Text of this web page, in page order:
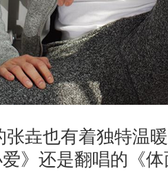
张垚也有着独特温
》还是翻唱的《